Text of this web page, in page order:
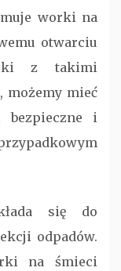
worki na
otwarciu
z takimi
możemy mieć
bezpieczne i
się do
odpadów.
na śmieci